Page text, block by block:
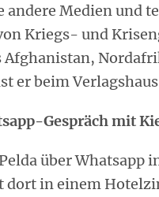
andere Medien und
Kriegs- und
Afghanistan,
er beim
Gespräch mit
über Whatsapp
dort in einem